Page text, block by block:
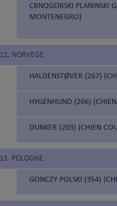
CRNOGORSKI PLANINSKI
MONTENEGRO)
12. NORVEGE
HALDENSTØVER (267)
HYGENHUND (266)
DUNKER (203) (CHIEN
13. POLOGNE
GONCZY POLSKI (354)